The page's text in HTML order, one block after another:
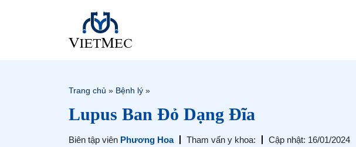
Trang chủ » Bệnh lý »
Lupus Ban Đỏ Dạng Đĩa
Biên tập viên Phương Hoa Tham vấn y khoa: Cập nhật: 16/01/2024